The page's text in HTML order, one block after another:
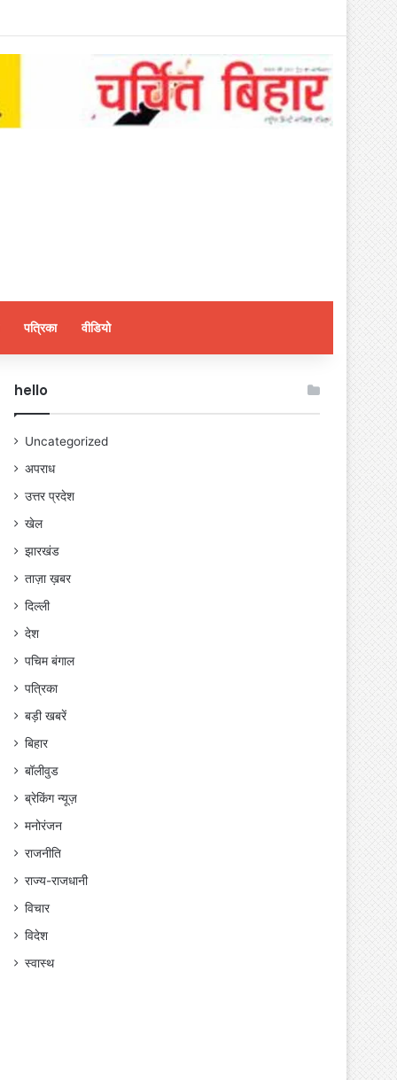
पत्रिका वीडियो
hello
Uncategorized
अपराध
उत्तर प्रदेश
खेल
झारखंड
ताज़ा ख़बर
दिल्ली
देश
पचिम बंगाल
पत्रिका
बड़ी खबरें
बिहार
बॉलीवुड
ब्रेकिंग न्यूज़
मनोरंजन
राजनीति
राज्य-राजधानी
विचार
विदेश
स्वास्थ